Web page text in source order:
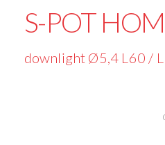
S-POT
downlight Ø5,4 L60 /